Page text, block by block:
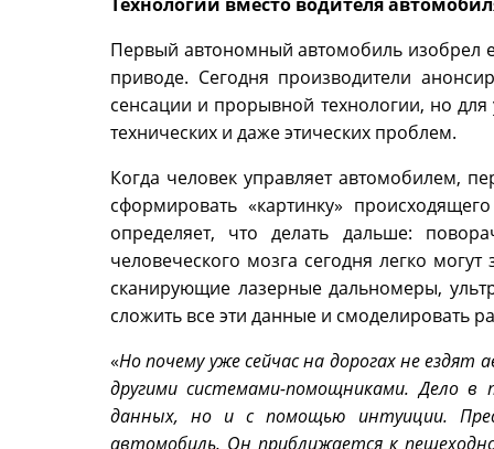
Первый автономный автомобиль изобрел
приводе. Сегодня производители
сенсации и прорывной технологии, но
технических и даже этических проблем.
Когда человек управляет автомобилем,
сформировать «картинку»
определяет, что делать дальше:
человеческого мозга сегодня легко
сканирующие лазерные дальномеры,
сложить все эти данные и смоделировать
«Но почему уже сейчас на дорогах не
другими системами-помощниками. Дело
данных, но и с помощью интуиции.
автомобиль. Он приближается к